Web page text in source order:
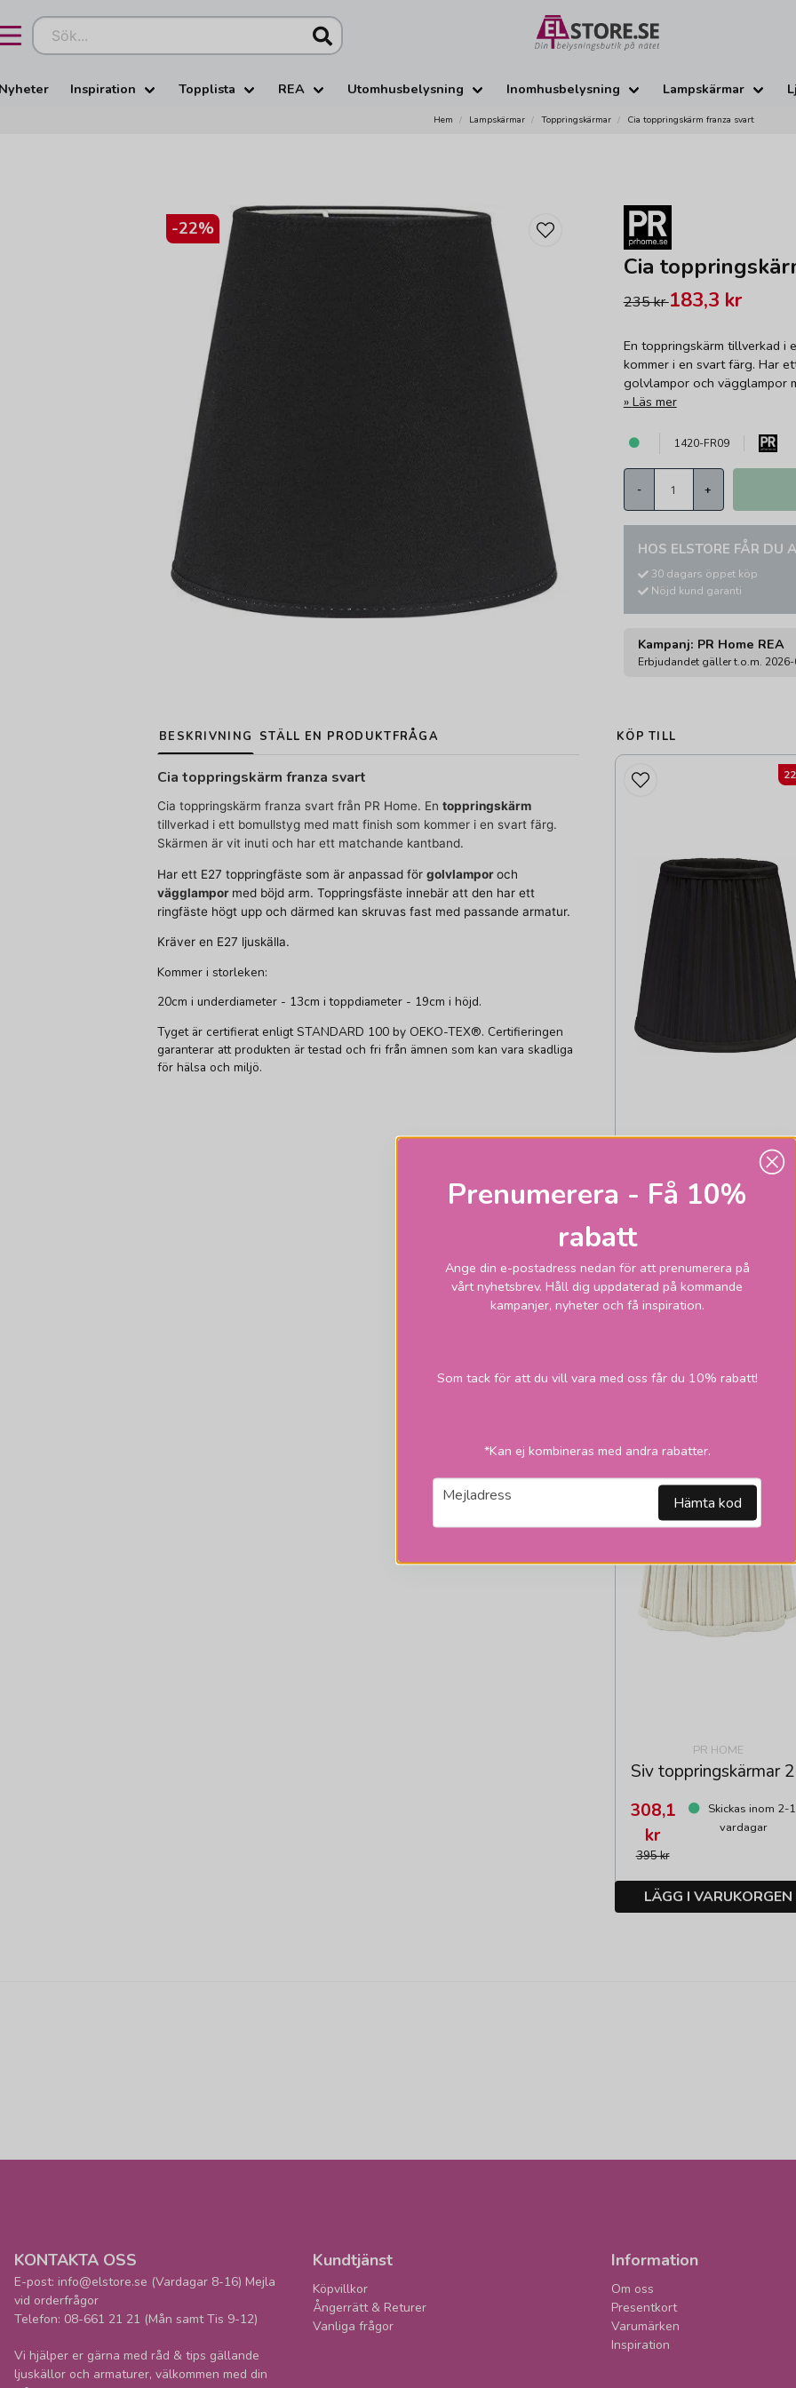
Sök...
Inspiration Topplista REA Utomhusbelysning Inomhusbelysning Lampskärmar
Hem Lampskärmar Toppringskärmar Cia toppringskärm franza svart
-22%
Cia
235 kr183,3 kr
En toppringskärm tillverkad i
kommer i en svart färg. Har
golvlampor och vägglampor
Läs mer
1420-FR09
- +
HOS ELSTORE FÅR DU
30 dagars öppet köp
Nöjd kund garanti
Kampanj: PR Home REA
Erbjudandet gäller t.o.m.
BESKRIVNING STÄLL EN PRODUKTFRÅGA
Cia toppringskärm franza svart
Cia toppringskärm franza svart från PR Home. En toppringskärm
tillverkad i ett bomullstyg med matt finish som kommer i en svart färg.
Skärmen är vit inuti och har ett matchande kantband.
Har ett E27 toppringfäste som är anpassad för golvlamporoch
vägglampor med böjd arm. Toppringsfäste innebär att den har ett
ringfäste högt upp och därmed kan skruvas fast med passande armatur.
Kräver en E27 ljuskälla.
Kommer i storleken:
20cm i underdiameter - 13cm i toppdiameter - 19cm i höjd.
Tyget är certifierat enligt STANDARD 100 by OEKO-TEX®. Certifieringen
garanterar att produkten är testad och fri från ämnen som kan vara skadliga
för hälsa och miljö.
KÖP TILL
Stella
395 kr
308,1
Skickas inom 2-
LÄGG I VARUKORGEN
PR HOME
Siv toppringskärmar
395 kr
308,1
kr
Skickas inom 2-
vardagar
LÄGG I VARUKORGEN
Prenumerera - Få 10%
rabatt
Ange din e-postadress nedan för att prenumerera på
vårt nyhetsbrev. Håll dig uppdaterad på kommande
kampanjer, nyheter och få inspiration.
Som tack för att du vill vara med oss får du 10% rabatt!
*Kan ej kombineras med andra rabatter.
email
Mejladress Hämta kod
KONTAKTA OSS
E-post: info@elstore.se (Vardagar 8-16) Mejla
vid orderfrågor
Telefon: 08-661 21 21 (Mån samt Tis 9-12)
Vi hjälper er gärna med råd & tips gällande
ljuskällor och armaturer, välkommen med din
Kundtjänst
Köpvillkor
Ångerrätt & Returer
Vanliga frågor
Information
Om oss
Presentkort
Varumärken
Inspiration